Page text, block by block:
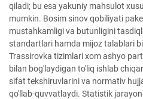
qiladi; bu esa yakuniy mahsulot
mumkin. Bosim sinov qobiliyati
mustahkamligi va butunligini
standartlari hamda mijoz talablari
Trassirovka tizimlari xom ashyo
bilan bog'laydigan to'liq ishlab
sifat tekshiruvlarini va normativ
qo'llab-quvvatlaydi. Statistik